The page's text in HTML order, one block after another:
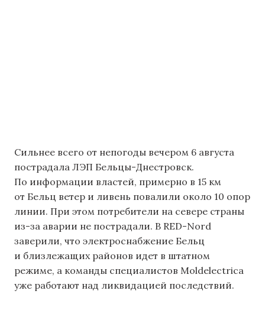
Сильнее всего от непогоды вечером 6 августа
пострадала ЛЭП Бельцы-Днестровск.
По информации властей, примерно в 15 км
от Бельц ветер и ливень повалили около 10 опор
линии. При этом потребители на севере страны
из-за аварии не пострадали. В RED-Nord
заверили, что электроснабжение Бельц
и близлежащих районов идет в штатном
режиме, а команды специалистов Moldelectrica
уже работают над ликвидацией последствий.